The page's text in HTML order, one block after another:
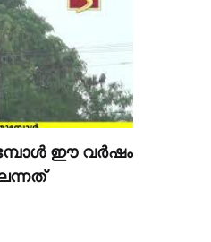
ഈ വര്‍ഷം